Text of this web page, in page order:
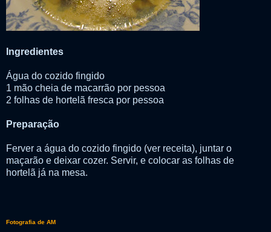
Ingredientes
Água do cozido fingido
1 mão cheia de macarrão por pessoa
2 folhas de hortelã fresca por pessoa
Preparação
Ferver a água do cozido fingido (ver receita), juntar o
maçarão e deixar cozer. Servir, e colocar as folhas de
hortelã já na mesa.
Fotografia de AM